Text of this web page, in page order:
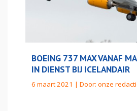
BOEING 737 MAX VANAF
IN DIENST BIJ ICELANDAIR
6 maart 2021 | Door: onze